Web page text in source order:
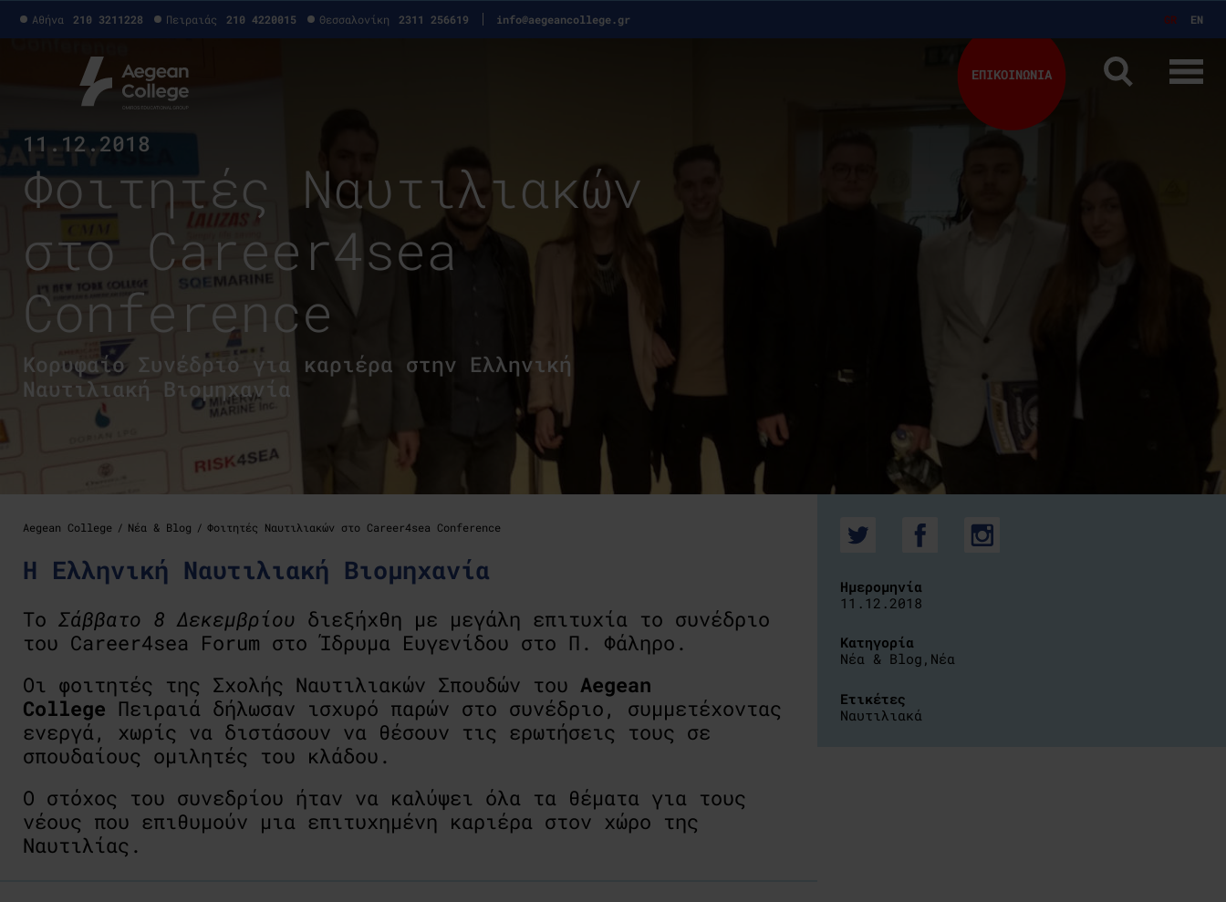
Αθήνα 210 3211228 Πειραιάς 210 4220015 Θεσσαλονίκη 2311 256619 info@aegeancollege.gr GR EN
ΕΠΙΚΟΙΝΩΝΙΑ
11.12.2018
Φοιτητές Ναυτιλιακών
στο Career4sea
Conference
Κορυφαίο Συνέδριο για καριέρα στην Ελληνική
Ναυτιλιακή Βιομηχανία
Aegean College Νέα & Blog Φοιτητές Ναυτιλιακών στο Career4sea Conference
Η Ελληνική Ναυτιλιακή Βιομηχανία
Το Σάββατο 8 Δεκεμβρίου διεξήχθη με μεγάλη επιτυχία το συνέδριο
του Career4sea Forum στο Ίδρυμα Ευγενίδου στο Π. Φάληρο.
Οι φοιτητές της Σχολής Ναυτιλιακών Σπουδών του Aegean
College Πειραιά δήλωσαν ισχυρό παρών στο συνέδριο, συμμετέχοντας
ενεργά, χωρίς να διστάσουν να θέσουν τις ερωτήσεις τους σε
σπουδαίους ομιλητές του κλάδου.
Ο στόχος του συνεδρίου ήταν να καλύψει όλα τα θέματα για τους
νέους που επιθυμούν μια επιτυχημένη καριέρα στον χώρο της
Ναυτιλίας.
Ημερομηνία
11.12.2018
Κατηγορία
Νέα & Blog , Νέα
Ετικέτες
Ναυτιλιακά